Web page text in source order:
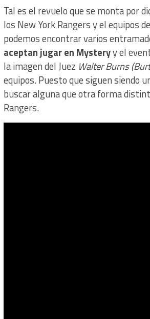
Tal es el revuelo que se monta por
los New York Rangers y el equipos
podemos encontrar varios
aceptan jugar en Mysteryy el
la imagen del Juez Walter Burns
equipos. Puesto que siguen siendo
buscar alguna que otra forma
Rangers.